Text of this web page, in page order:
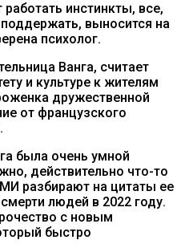
инстинкты, все,
выносится на
психолог.
Ванга, считает
и культуре к жителям
дружественной
от французского
была очень умной
действительно что-то
разбирают на цитаты ее
людей в 2022 году.
с новым
быстро